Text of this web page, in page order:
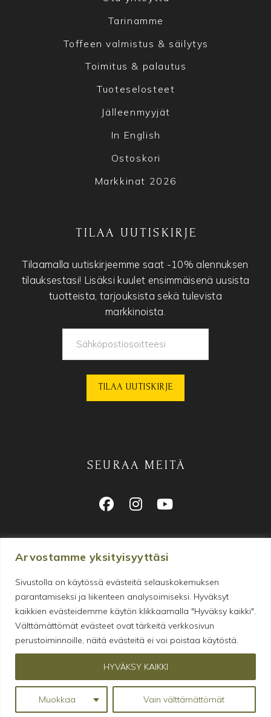
Arvostamme yksityisyyttäsi
Sivustolla on käytössä evästeitä selauskokemuksen
parantamiseksi ja liikenteen analysoimiseksi. Hyväksyt
kaikkien evästeidemme käytön klikkaamalla "Hyväksy kaikki".
Välttämättömät evästeet ovat tärkeitä verkkosivun
perustoiminnoille, näitä evästeitä ei voi poistaa käytöstä.
Muokkaa Vain välttämättömät
HYVÄKSY KAIKKI
Tarinamme
Toffeen valmistus & säilytys
Toimitus & palautus
Tuoteselosteet
Jälleenmyyjät
In English
Ostoskori
Markkinat 2026
TILAA UUTISKIRJE
Tilaamalla uutiskirjeemme saat -10% alennuksen
tilauksestasi! Lisäksi kuulet ensimmäisenä uusista
tuotteista, tarjouksista sekä tulevista
markkinoista.
SEURAA MEITÄ
Makeanhimon tyydyttämiseen
erikoistunut verkkokauppa
© 2026 Gopala • Y-tunnus: 2805812-4
Oiva-raportti•Tietosuoja•
Sivut:Puska Creative